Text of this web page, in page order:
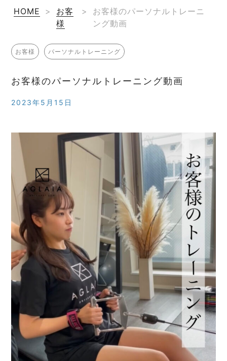
HOME >
お客
様
>
お客様のパーソナルトレーニ
ング動画
お客様 パーソナルトレーニング
お客様のパーソナルトレーニング動画
2023年5月15日